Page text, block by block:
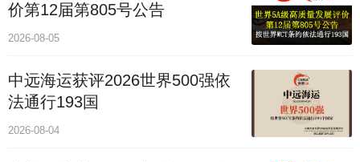
价第12届第805号公告
2026-08-05
中远海运获评2026世界500强依
法通行193国
2026-08-04